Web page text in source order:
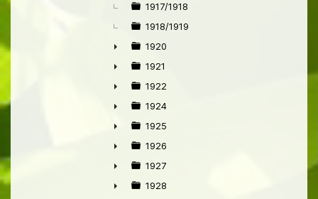
►
1917/1918
1918/1919
►
1920
►
1921
►
1922
►
1924
►
1925
►
1926
►
1927
1928